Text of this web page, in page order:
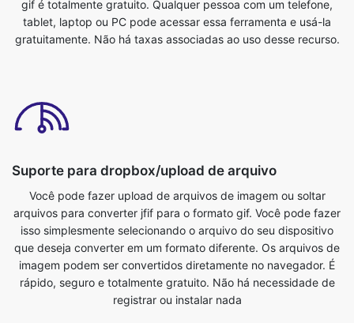
Suporte para dropbox/upload de arquivo
Você pode fazer upload de arquivos de imagem ou soltar
isso simplesmente selecionando o arquivo do seu dispositivo
que deseja converter em um formato diferente. Os arquivos de
imagem podem ser convertidos diretamente no navegador. É
rápido, seguro e totalmente gratuito. Não há necessidade de
registrar ou instalar nada